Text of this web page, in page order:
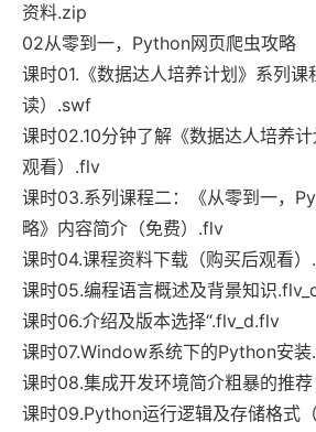
资料.zip
02从零到一，Python网页爬虫攻略
课时01.《数据达人培养计划》系列课
读）.swf
课时02.10分钟了解《数据达人培养
观看）.flv
课时03.系列课程二：《从零到一，
略》内容简介（免费）.flv
课时04.课程资料下载（购买后观看
课时05.编程语言概述及背景知识
课时06.介绍及版本选择“.flv_d.flv
课时07.Window系统下的Python安
课时08.集成开发环境简介粗暴的推
课时09.Python运行逻辑及存储格式